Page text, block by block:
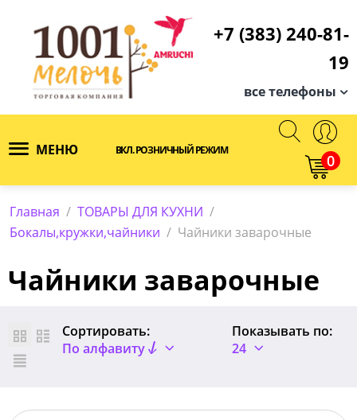
+7 (383) 240-81-
19
все телефоны
МЕНЮ ВКЛ. РОЗНИЧНЫЙ РЕЖИМ
0
Главная / ТОВАРЫ ДЛЯ КУХНИ /
Бокалы,кружки,чайники / Чайники заварочные
Чайники заварочные
Сортировать:
По алфавиту
Показывать по:
24